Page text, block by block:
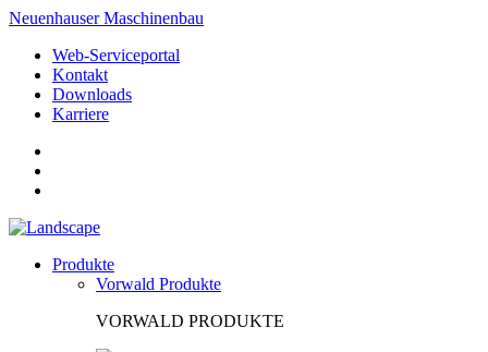
Neuenhauser Maschinenbau
Web-Serviceportal
Kontakt
Downloads
Karriere
Produkte
Vorwald Produkte
VORWALD PRODUKTE